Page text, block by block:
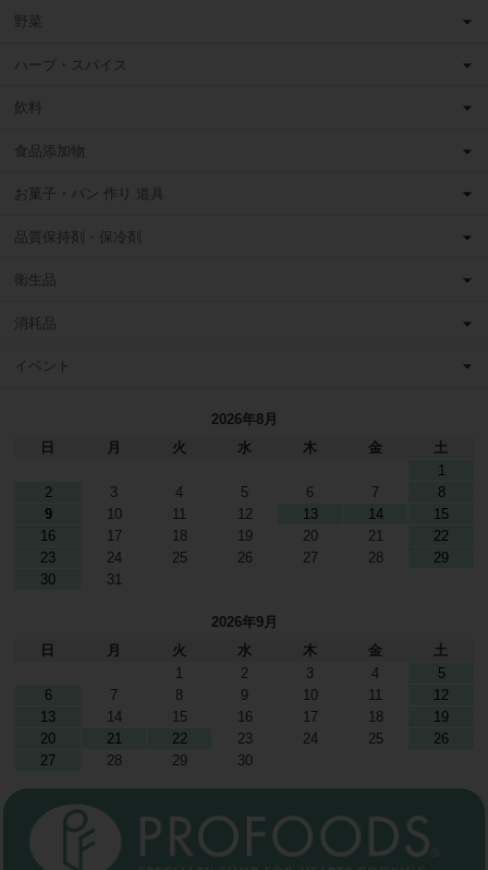
野菜
ハーブ・スパイス
飲料
食品添加物
お菓子・パン 作り 道具
品質保持剤・保冷剤
衛生品
消耗品
イベント
2026年8月
日
月 火 水 木 金
土
1
2
3 4 5 6 7
8
9
10 11 12 13 14
15
16
17 18 19 20 21
22
23
24 25 26 27 28
29
30
31
2026年9月
日
月 火 水 木 金
土
1
2 3 4
5
6
7 8 9 10 11
12
13
14 15 16 17 18
19
20
21 22 23 24 25
26
27
28 29 30